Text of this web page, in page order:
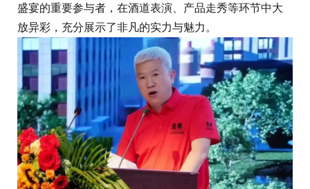
盛宴的重要参与者，在酒道表演、产品走秀等环节中大
放异彩，充分展示了非凡的实力与魅力。